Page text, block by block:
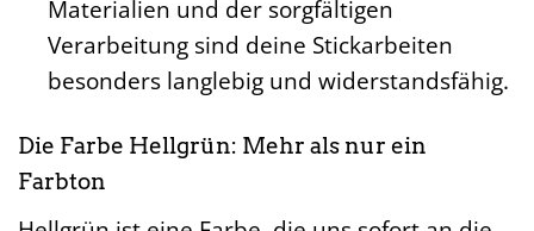
Materialien und der sorgfältigen
Verarbeitung sind deine Stickarbeiten
besonders langlebig und widerstandsfähig.
Die Farbe Hellgrün: Mehr als nur ein
Farbton